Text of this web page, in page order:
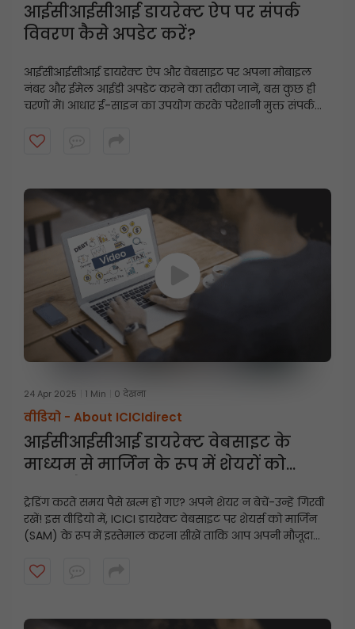
आईसीआईसीआई डायरेक्ट ऐप पर संपर्क
विवरण कैसे अपडेट करें?
आईसीआईसीआई डायरेक्ट ऐप और वेबसाइट पर अपना मोबाइल
नंबर और ईमेल आईडी अपडेट करने का तरीका जानें, बस कुछ ही
चरणों में। आधार ई-साइन का उपयोग करके परेशानी मुक्त संपर्क
24 Apr 2025 1 Min 0 देखना
वीडियो - About ICICIdirect
आईसीआईसीआई डायरेक्ट वेबसाइट के
माध्यम से मार्जिन के रूप में शेयरों को
ट्रेडिंग करते समय पैसे खत्म हो गए? अपने शेयर न बेचें-उन्हें गिरवी
रखें! इस वीडियो में, ICICI डायरेक्ट वेबसाइट पर शेयर्स को मार्जिन
(SAM) के रूप में इस्तेमाल करना सीखें ताकि आप अपनी मौजूदा
सकें।